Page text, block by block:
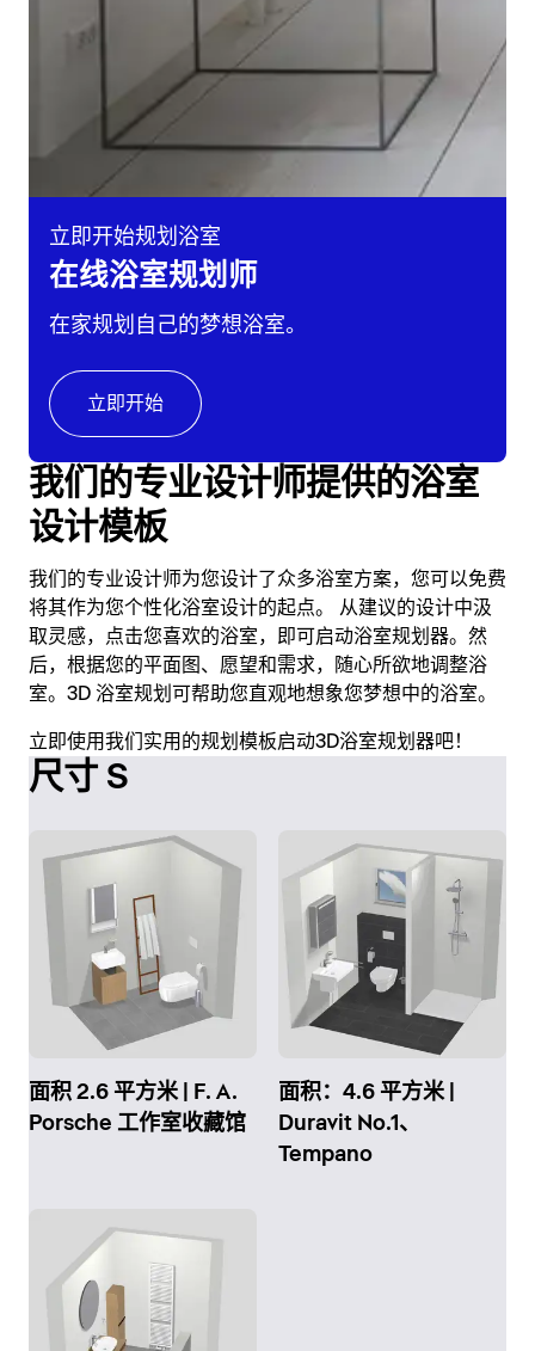
立即开始规划浴室
在线浴室规划师
在家规划自己的梦想浴室。
立即开始
我们的专业设计师提供的浴室
设计模板
我们的专业设计师为您设计了众多浴室方案，您可以免费
将其作为您个性化浴室设计的起点。 从建议的设计中汲
取灵感，点击您喜欢的浴室，即可启动浴室规划器。然
后，根据您的平面图、愿望和需求，随心所欲地调整浴
室。3D 浴室规划可帮助您直观地想象您梦想中的浴室。
立即使用我们实用的规划模板启动3D浴室规划器吧！
尺寸 S
面积 2.6 平方米 | F. A.
Porsche 工作室收藏馆
面积：4.6 平方米 |
Duravit No.1、
Tempano